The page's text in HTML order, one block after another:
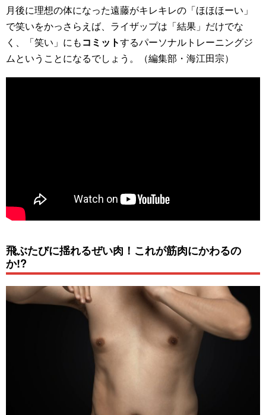
月後に理想の体になった遠藤がキレキレの「ほほほーい」
で笑いをかっさらえば、ライザップは「結果」だけでな
く、「笑い」にもコミットするパーソナルトレーニングジ
ムということになるでしょう。（編集部・海江田宗）
飛ぶたびに揺れるぜい肉！これが筋肉にかわるの
か!?